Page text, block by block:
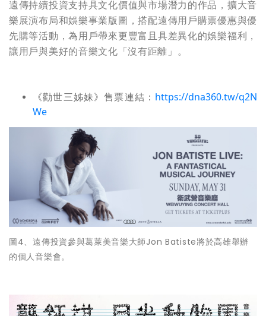
遠傳持續投資支持具文化價值與市場潛力的作品，擴大音
樂展演布局和娛樂事業版圖，搭配遠傳用戶購票優惠與優
先購等活動，為用戶帶來更豐富且具差異化的娛樂福利，
讓用戶與美好的音樂文化「沒有距離」。
《勸世三姊妹》售票連結： https://dna360.tw/q2N
We
圖4、遠傳投資參與葛萊美音樂大師Jon Batiste將於高雄舉辦
的個人音樂會。